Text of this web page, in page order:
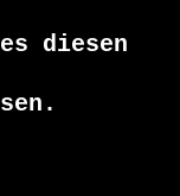
diesen